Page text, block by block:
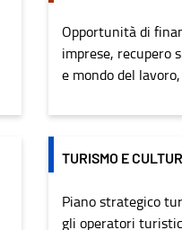
Opportunità di
imprese, recupero
e mondo del
TURISMO E
Piano strategico
gli operatori